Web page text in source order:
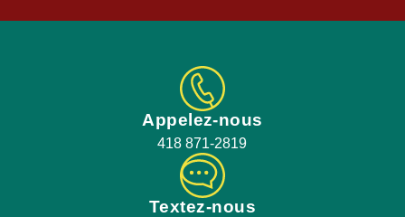
Appelez-nous
418 871-2819
Textez-nous